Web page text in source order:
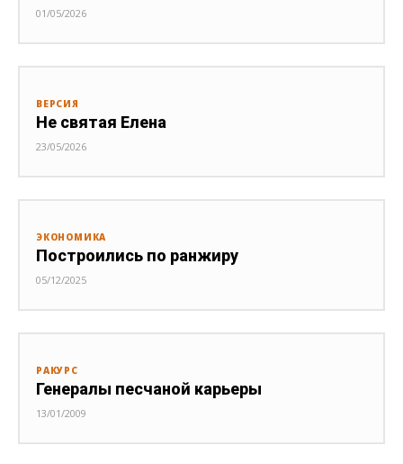
01/05/2026
ВЕРСИЯ
Не святая Елена
23/05/2026
ЭКОНОМИКА
Построились по ранжиру
05/12/2025
РАКУРС
Генералы песчаной карьеры
13/01/2009